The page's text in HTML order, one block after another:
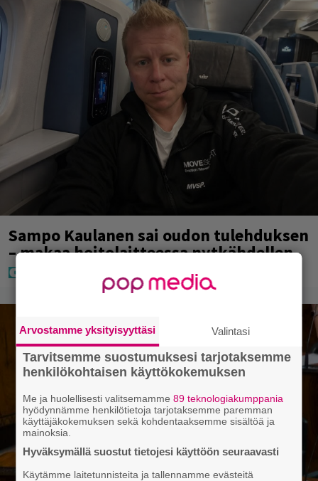
Sampo Kaulanen sai oudon tulehduksen
– makaa hoitolaitteessa nytkähdellen
Arvostamme yksityisyyttäsi Valintasi
Tarvitsemme suostumuksesi tarjotaksemme
henkilökohtaisen käyttökokemuksen
Me ja huolellisesti valitsemamme89 teknologiakumppania
hyödynnämme henkilötietoja tarjotaksemme paremman
käyttäjäkokemuksen sekä kohdentaaksemme sisältöä ja
mainoksia.
Hyväksymällä suostut tietojesi käyttöön seuraavasti
Käytämme laitetunnisteita ja tallennamme evästeitä